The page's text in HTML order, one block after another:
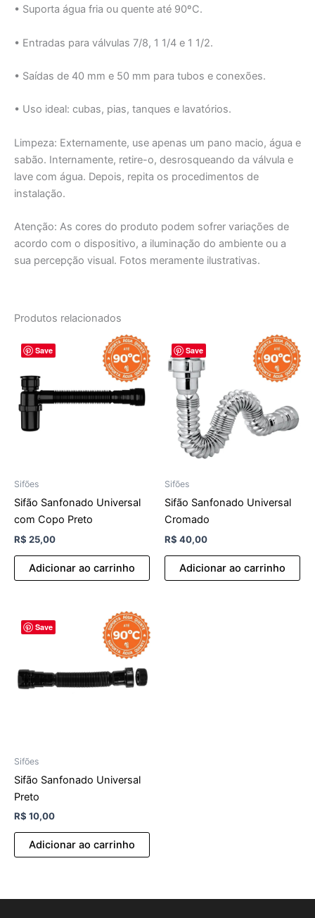
• Suporta água fria ou quente até 90ºC.
• Entradas para válvulas 7/8, 1 1/4 e 1 1/2.
• Saídas de 40 mm e 50 mm para tubos e conexões.
• Uso ideal: cubas, pias, tanques e lavatórios.
Limpeza: Externamente, use apenas um pano macio, água e
sabão. Internamente, retire-o, desrosqueando da válvula e
lave com água. Depois, repita os procedimentos de
instalação.
Atenção: As cores do produto podem sofrer variações de
acordo com o dispositivo, a iluminação do ambiente ou a
sua percepção visual. Fotos meramente ilustrativas.
Produtos relacionados
Save
Sifões
Sifão Sanfonado Universal
com Copo Preto
R$ 25,00
Adicionar ao carrinho
Save
Sifões
Sifão Sanfonado Universal
Cromado
R$ 40,00
Adicionar ao carrinho
Save
Sifões
Sifão Sanfonado Universal
Preto
R$ 10,00
Adicionar ao carrinho